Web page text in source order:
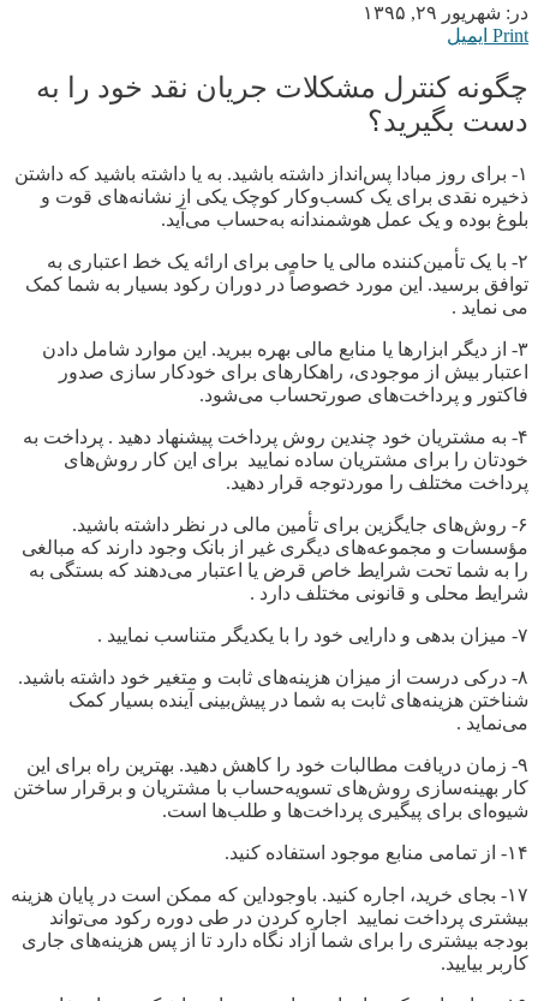
در: شهریور ۲۹, ۱۳۹۵
Print ایمیل
چگونه کنترل مشکلات جریان نقد خود را به
دست بگیرید؟
۱- برای روز مبادا پس‌انداز داشته باشید. به یا داشته باشید که داشتن
ذخیره نقدی برای یک کسب‌وکار کوچک یکی از نشانه‌های قوت و
بلوغ بوده و یک عمل هوشمندانه به‌حساب می‌آید.
۲- با یک تأمین‌کننده مالی یا حامی برای ارائه یک خط اعتباری به
توافق برسید. این مورد خصوصاً در دوران رکود بسیار به شما کمک
می‌ نمايد .
۳- از دیگر ابزارها یا منابع مالی بهره ببرید. این موارد شامل دادن
اعتبار بیش از موجودی، راهکارهای برای خودکار سازی صدور
فاکتور و پرداخت‌های صورتحساب می‌شود.
۴- به مشتریان خود چندین روش پرداخت پیشنهاد دهيد . پرداخت به
خودتان را برای مشتریان ساده نماييد برای این کار روش‌های
پرداخت مختلف را موردتوجه قرار دهید.
۶- روش‌های جایگزین برای تأمین مالی در نظر داشته باشید.
مؤسسات و مجموعه‌های دیگری غیر از بانک وجود دارند که مبالغی
را به شما تحت شرایط خاص قرض یا اعتبار می‌دهند که بستگی به
شرایط محلی و قانونی مختلف دارد .
۷- میزان بدهی و دارایی خود را با یکدیگر متناسب نماييد .
۸- درکی درست از میزان هزینه‌های ثابت و متغیر خود داشته باشید.
شناختن هزینه‌های ثابت به شما در پیش‌بینی آینده بسیار کمک
می‌نمايد .
۹- زمان دریافت مطالبات خود را کاهش دهید. بهترین راه برای این
کار بهینه‌سازی روش‌های تسویه‌حساب با مشتریان و برقرار ساختن
شیوه‌ای برای پیگیری پرداخت‌ها و طلب‌ها است.
۱۴- از تمامی منابع موجود استفاده کنید.
۱۷- بجای خرید، اجاره کنید. باوجوداین که ممکن است در پایان هزینه
بیشتری پرداخت نماييد اجاره کردن در طی دوره رکود می‌تواند
بودجه بیشتری را برای شما آزاد نگاه دارد تا از پس هزینه‌های جاری
کاربر بیایید.